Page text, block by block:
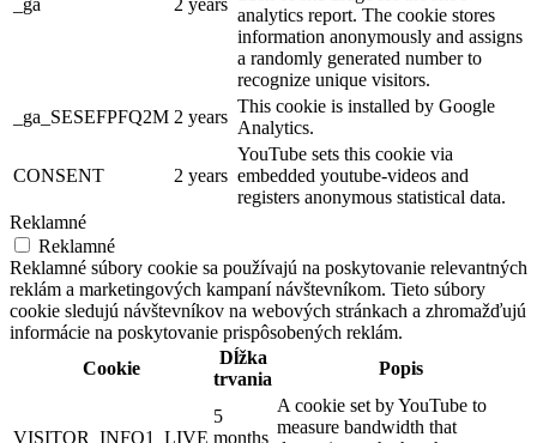
_ga 2 years
analytics report. The cookie stores
information anonymously and assigns
a randomly generated number to
recognize unique visitors.
_ga_SESEFPFQ2M 2 years
This cookie is installed by Google
Analytics.
CONSENT 2 years
YouTube sets this cookie via
embedded youtube-videos and
registers anonymous statistical data.
Reklamné
Reklamné
Reklamné súbory cookie sa používajú na poskytovanie relevantných
reklám a marketingových kampaní návštevníkom. Tieto súbory
cookie sledujú návštevníkov na webových stránkach a zhromažďujú
informácie na poskytovanie prispôsobených reklám.
Cookie
Dĺžka
trvania
Popis
VISITOR_INFO1_LIVE
5
months
A cookie set by YouTube to
measure bandwidth that